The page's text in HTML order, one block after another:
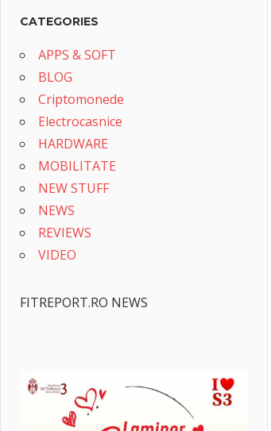
CATEGORIES
APPS & SOFT
BLOG
Criptomonede
Electrocasnice
HARDWARE
MOBILITATE
NEW STUFF
NEWS
REVIEWS
VIDEO
FITREPORT.RO NEWS